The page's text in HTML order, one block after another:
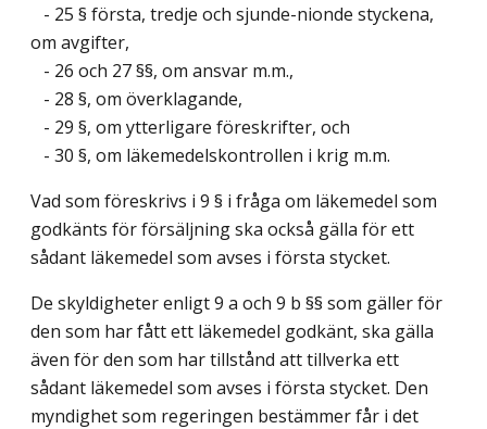
- 25 § första, tredje och sjunde-nionde styckena,
om avgifter,
- 26 och 27 §§, om ansvar m.m.,
- 28 §, om överklagande,
- 29 §, om ytterligare föreskrifter, och
- 30 §, om läkemedelskontrollen i krig m.m.
Vad som föreskrivs i 9 § i fråga om läkemedel som
godkänts för försäljning ska också gälla för ett
sådant läkemedel som avses i första stycket.
De skyldigheter enligt 9 a och 9 b §§ som gäller för
den som har fått ett läkemedel godkänt, ska gälla
även för den som har tillstånd att tillverka ett
sådant läkemedel som avses i första stycket. Den
myndighet som regeringen bestämmer får i det